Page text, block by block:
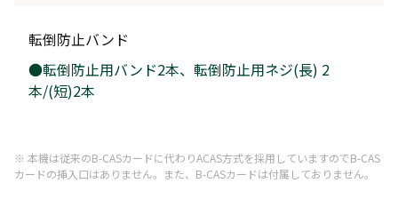
転倒防止バンド
●転倒防止用バンド2本、転倒防止用ネジ(長) 2
本/(短)2本
※ 本機は従来のB-CASカードに代わりACAS方式を採用していますのでB-CAS
カードの挿入口はありません。また、B-CASカードは付属しておりません。